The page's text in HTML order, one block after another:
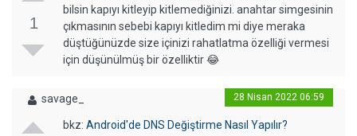
1
bilsin kapıyı kitleyip kitlemediğinizi. anahtar simgesinin
çıkmasının sebebi kapıyı kitledim mi diye meraka
düştüğünüzde size içinizi rahatlatma özelliği vermesi
için düşünülmüş bir özelliktir 😂
savage_ 28 Nisan 2022 06:59
bkz: Android'de DNS Değiştirme Nasıl Yapılır?